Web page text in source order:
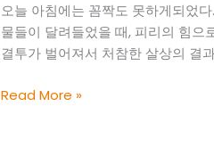
오늘 아침에는 꼼짝도 못하게되었
물들이 달려들었을 때, 피리의 힘으
결투가 벌어져서 처참한 살상의 결
둔
Read More »